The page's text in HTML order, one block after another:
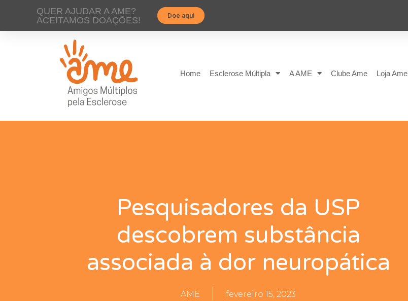
QUER AJUDAR A AME?
ACEITAMOS DOAÇÕES!
Doe aqui
Home Esclerose Múltipla A AME Clube Ame Loja Ame
Pesquisadores da USP
descobrem substância
associada à dor neuropática
AME fevereiro 15, 2023